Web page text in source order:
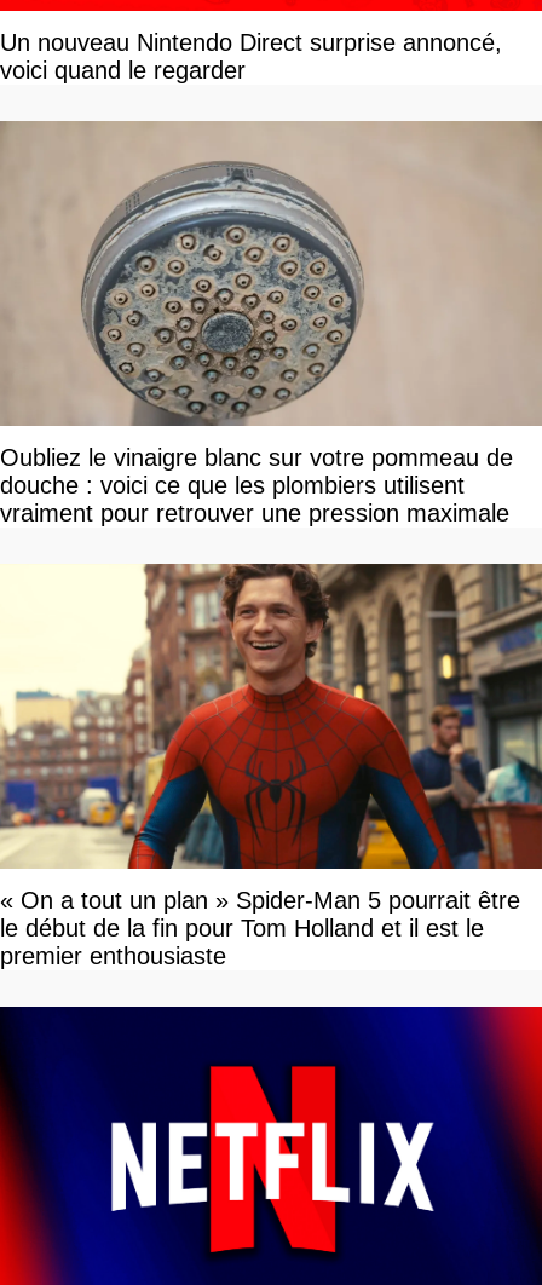
Un nouveau Nintendo Direct surprise annoncé,
voici quand le regarder
Oubliez le vinaigre blanc sur votre pommeau de
douche : voici ce que les plombiers utilisent
vraiment pour retrouver une pression maximale
« On a tout un plan » Spider-Man 5 pourrait être
le début de la fin pour Tom Holland et il est le
premier enthousiaste